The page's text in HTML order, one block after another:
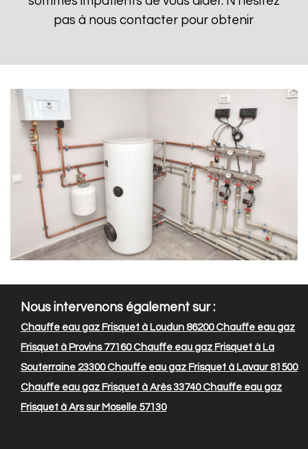
pas à nous contacter pour obtenir
Nous intervenons également sur :
Chauffe eau gaz Frisquet à Loudun 86200Chauffe eau gaz
Frisquet à Provins 77160Chauffe eau gaz Frisquet à La
Souterraine 23300Chauffe eau gaz Frisquet à Lavaur 81500
Chauffe eau gaz Frisquet à Arès 33740Chauffe eau gaz
Frisquet à Ars sur Moselle 57130